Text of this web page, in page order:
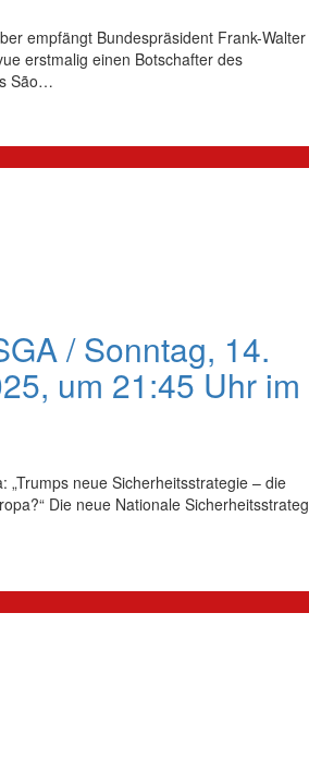
empfängt Bundespräsident Frank-Walter
erstmalig einen Botschafter des
São…
/ Sonntag, 14.
um 21:45 Uhr im
„Trumps neue Sicherheitsstrategie – die
Die neue Nationale